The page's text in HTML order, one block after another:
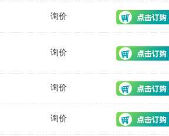
询价
询价
询价
询价